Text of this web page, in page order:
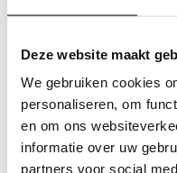
Deze website maakt
We gebruiken cookies
personaliseren, om
en om ons
informatie over uw
partners voor social
Gemmiddeld
verbuik